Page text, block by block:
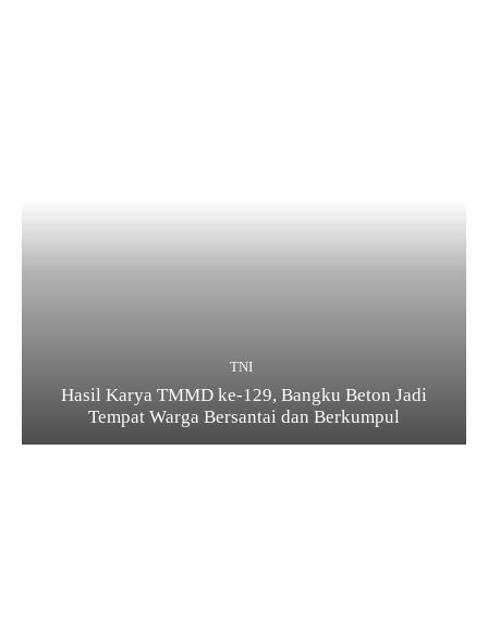
TNI
Hasil Karya TMMD ke-129, Bangku Beton Jadi
Tempat Warga Bersantai dan Berkumpul